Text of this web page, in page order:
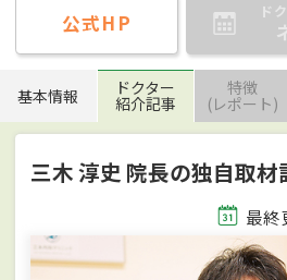
公式HP ド
基本情報 ドクター
紹介記事
特徴
(レポート)
三木 淳史 院長の独自取材
最